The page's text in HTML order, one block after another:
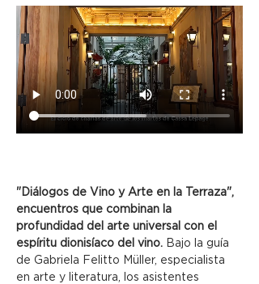
"Diálogos de Vino y Arte en la Terraza",
encuentros que combinan la
profundidad del arte universal con el
espíritu dionisíaco del vino. Bajo la guía
de Gabriela Felitto Müller, especialista
en arte y literatura, los asistentes